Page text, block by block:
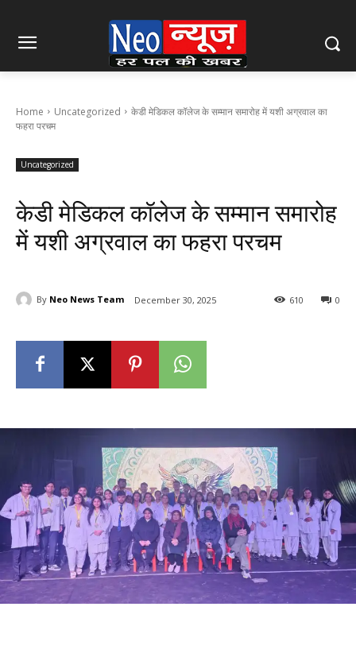
Home Uncategorized
केडी मेडिकल कॉलेज के सम्मान समारोह में यशी अग्रवाल का
फहरा परचम
Uncategorized
केडी मेडिकल कॉलेज के सम्मान समारोह
में यशी अग्रवाल का फहरा परचम
By Neo News Team December 30, 2025 0
610